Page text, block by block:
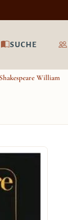
SUCHE
Shakespeare William